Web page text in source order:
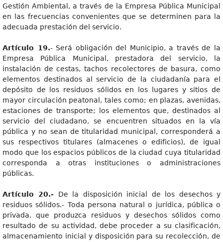
Gestión Ambiental, a través de la Empresa Pública Municipal
en las frecuencias convenientes que se determinen para la
adecuada prestación del servicio.
Artículo 19.- Será obligación del Municipio, a través de la
Empresa Pública Municipal, prestadora del servicio, la
instalación de cestas, tachos recolectores de basura, como
elementos destinados al servicio de la ciudadanía para el
depósito de los residuos sólidos en los lugares y sitios de
mayor circulación peatonal, tales como; en plazas, avenidas,
estaciones de transporte; los elementos que, destinados al
servicio del ciudadano, se encuentren situados en la vía
pública y no sean de titularidad municipal, corresponderá a
sus respectivos titulares (almacenes o edificios), de igual
modo que los espacios públicos de la ciudad cuya titularidad
corresponda a otras instituciones o administraciones
públicas.
Artículo 20.- De la disposición inicial de los desechos y
residuos sólidos.- Toda persona natural o jurídica, pública o
privada, que produzca residuos y desechos sólidos como
resultado de su actividad, debe proceder a su clasificación,
almacenamiento inicial y disposición para su recolección, de